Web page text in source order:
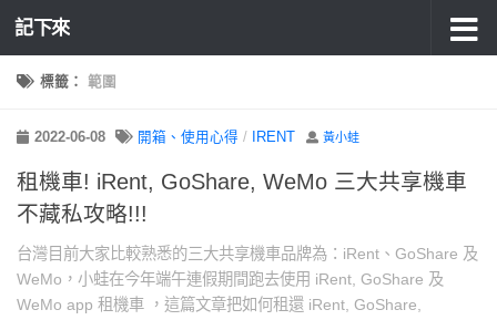
記下來
標籤： 範圍
2022-06-08 開箱、使用心得 / IRENT 黃小蛙
租機車! iRent, GoShare, WeMo 三大共享機車
不藏私攻略!!!
台灣目前大家比較熟悉的三大共享機車品牌為：iRent、GoShare 及
WeMo，小蛙在今年端午連假期間跑去使用 iRent, GoShare 及
WeMo app 租機車 ，這篇文章把如何租還 iRent, GoShare,